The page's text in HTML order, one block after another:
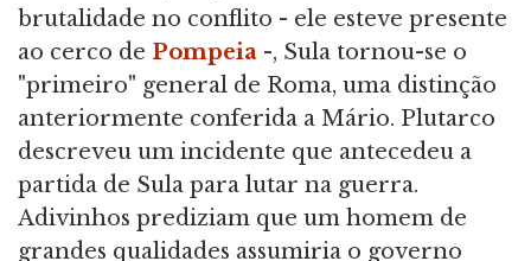
brutalidade no conflito - ele esteve presente
ao cerco de Pompeia -, Sula tornou-se o
"primeiro" general de Roma, uma distinção
anteriormente conferida a Mário. Plutarco
descreveu um incidente que antecedeu a
partida de Sula para lutar na guerra.
Adivinhos prediziam que um homem de
grandes qualidades assumiria o governo